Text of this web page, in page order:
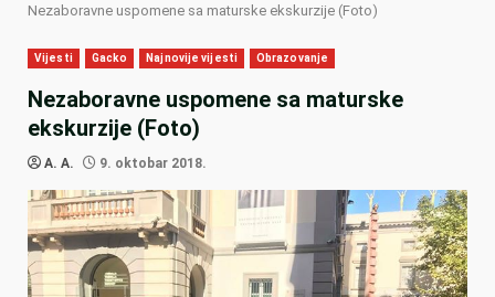
Nezaboravne uspomene sa maturske ekskurzije (Foto)
Vijesti Gacko Najnovije vijesti Obrazovanje
Nezaboravne uspomene sa maturske
ekskurzije (Foto)
A. A. 9. oktobar 2018.